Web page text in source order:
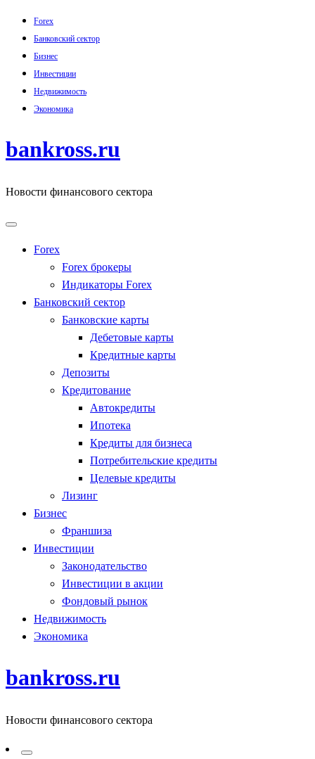
Skip
content
Forex
Банковский сектор
Бизнес
Инвестиции
Недвижимость
Экономика
bankross.ru
Новости финансового сектора
Forex
Forex брокеры
Индикаторы Forex
Банковский сектор
Банковские карты
Дебетовые карты
Кредитные карты
Депозиты
Кредитование
Автокредиты
Ипотека
Кредиты для бизнеса
Потребительские кредиты
Целевые кредиты
Лизинг
Бизнес
Франшиза
Инвестиции
Законодательство
Инвестиции в акции
Фондовый рынок
Недвижимость
Экономика
bankross.ru
Новости финансового сектора